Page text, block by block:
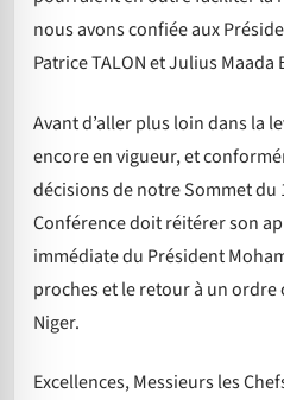
nous avons confiée aux
Patrice TALON et Julius Maada
Avant d’aller plus loin dans la
encore en vigueur, et
décisions de notre Sommet du
Conférence doit réitérer son
immédiate du Président
proches et le retour à un
Niger.
Excellences, Messieurs les